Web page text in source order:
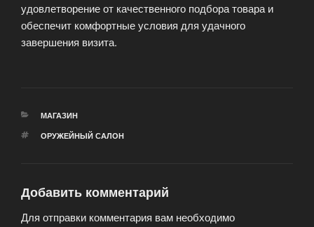
удовлетворение от качественного подбора товара и
обеспечит комфортные условия для удачного
завершения визита.
РУБРИКИ
МАГАЗИН
МЕТКИ
ОРУЖЕЙНЫЙ САЛОН
Добавить комментарий
Для отправки комментария вам необходимо